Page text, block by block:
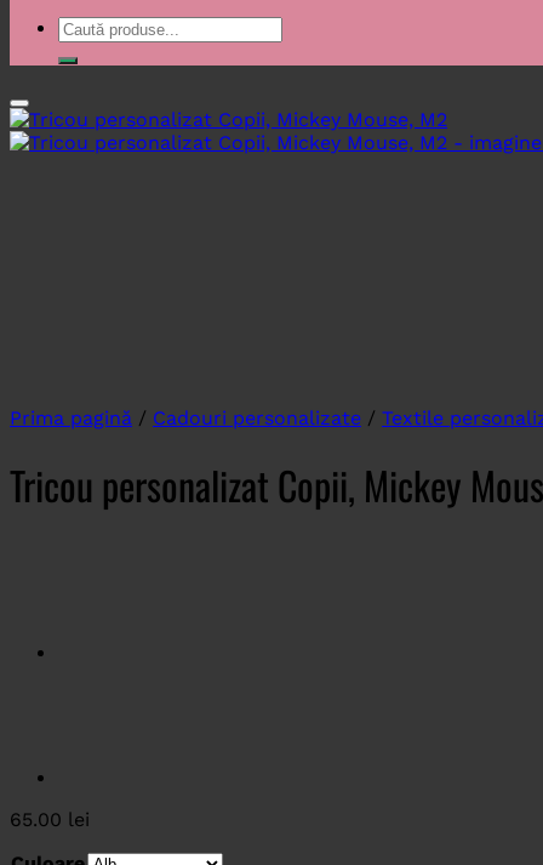
Caută
Prima pagină / Cadouri personalizate / Textile
Tricou personalizat Copii, Mickey
65.00 lei